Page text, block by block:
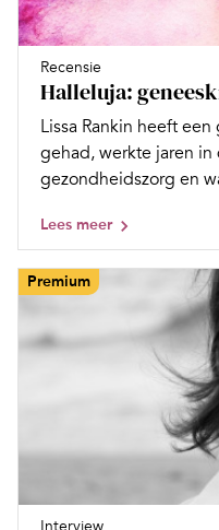
Recensie
Halleluja:
Lissa Rankin heeft
gehad, werkte jaren
gezondheidszorg en
Lees meer
Premium
Interview